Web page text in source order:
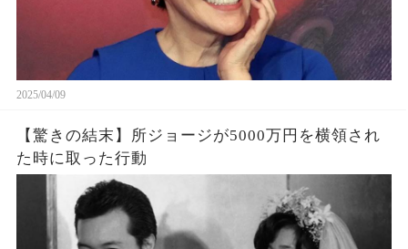
2025/04/09
【驚きの結末】所ジョージが5000万円を横領され
た時に取った行動